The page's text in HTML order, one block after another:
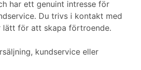
har ett genuint intresse för
Du trivs i kontakt med
lätt för att skapa förtroende.
kundservice eller